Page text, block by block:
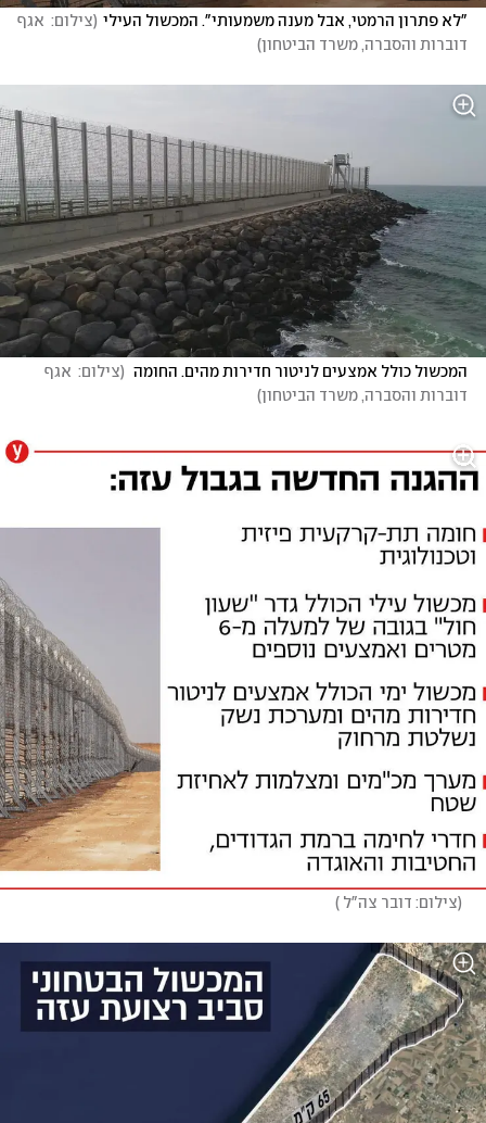
"לא פתרון הרמטי, אבל מענה משמעותי". המכשול העילי (
דוברות והסברה, משרד הביטחון)
המכשול כולל אמצעים לניטור חדירות מהים. החומה (
דוברות והסברה, משרד הביטחון)
(צילום: דובר צה"ל )